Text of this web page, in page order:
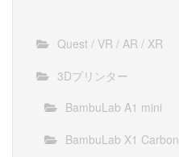
Quest / VR / AR / XR
3Dプリンター
BambuLab A1 mini
BambuLab X1 Carbon